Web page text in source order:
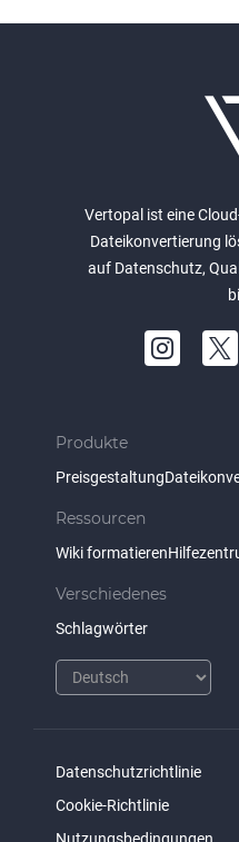
Vertopal ist eine
Dateikonvertierung
auf Datenschutz,
Produkte
Preisgestaltung
Ressourcen
Wiki formatieren
Verschiedenes
Schlagwörter
Datenschutzrichtlinie
Cookie-Richtlinie